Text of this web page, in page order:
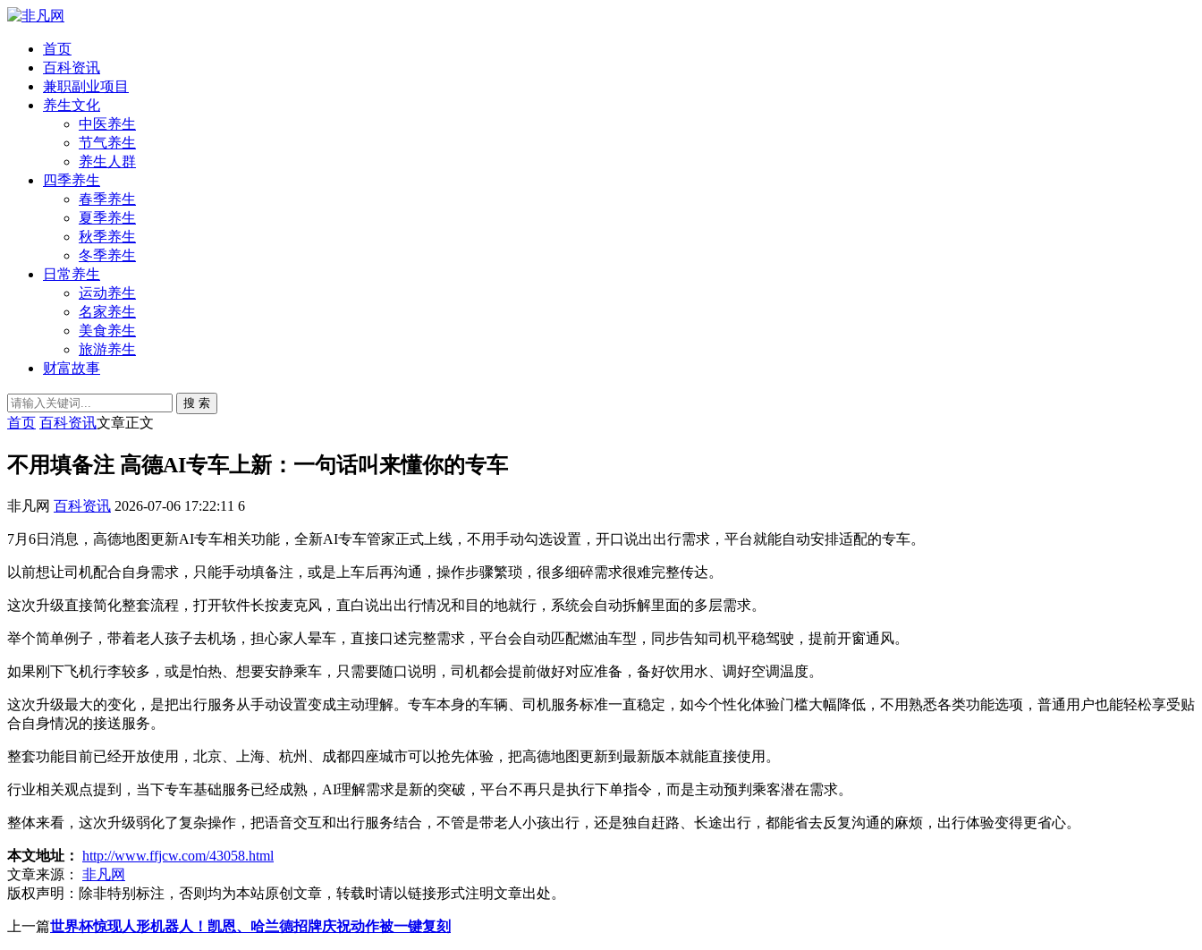
首页
百科资讯
兼职副业项目
养生文化
中医养生
节气养生
养生人群
四季养生
春季养生
夏季养生
秋季养生
冬季养生
日常养生
运动养生
名家养生
美食养生
旅游养生
财富故事
搜 索
首页 百科资讯文章正文
不用填备注 高德AI专车上新：一句话叫来懂你的专车
非凡网 百科资讯 2026-07-06 17:22:11 6
7月6日消息，高德地图更新AI专车相关功能，全新AI专车管家正式上线，不用手动勾选设置，开口说出出行需求，平台就能自动安排适配的专车。
以前想让司机配合自身需求，只能手动填备注，或是上车后再沟通，操作步骤繁琐，很多细碎需求很难完整传达。
这次升级直接简化整套流程，打开软件长按麦克风，直白说出出行情况和目的地就行，系统会自动拆解里面的多层需求。
举个简单例子，带着老人孩子去机场，担心家人晕车，直接口述完整需求，平台会自动匹配燃油车型，同步告知司机平稳驾驶，提前开窗通风。
如果刚下飞机行李较多，或是怕热、想要安静乘车，只需要随口说明，司机都会提前做好对应准备，备好饮用水、调好空调温度。
这次升级最大的变化，是把出行服务从手动设置变成主动理解。专车本身的车辆、司机服务标准一直稳定，如今个性化体验门槛大幅降低，不用熟悉各类功能选项，普通用户也能轻松享受贴
合自身情况的接送服务。
整套功能目前已经开放使用，北京、上海、杭州、成都四座城市可以抢先体验，把高德地图更新到最新版本就能直接使用。
行业相关观点提到，当下专车基础服务已经成熟，AI理解需求是新的突破，平台不再只是执行下单指令，而是主动预判乘客潜在需求。
整体来看，这次升级弱化了复杂操作，把语音交互和出行服务结合，不管是带老人小孩出行，还是独自赶路、长途出行，都能省去反复沟通的麻烦，出行体验变得更省心。
本文地址： http://www.ffjcw.com/43058.html
文章来源：
非凡网
版权声明： 除非特别标注，否则均为本站原创文章，转载时请以链接形式注明文章出处。
上一篇世界杯惊现人形机器人！凯恩、哈兰德招牌庆祝动作被一键复刻